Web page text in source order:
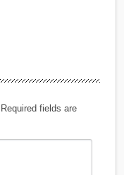
Required fields are